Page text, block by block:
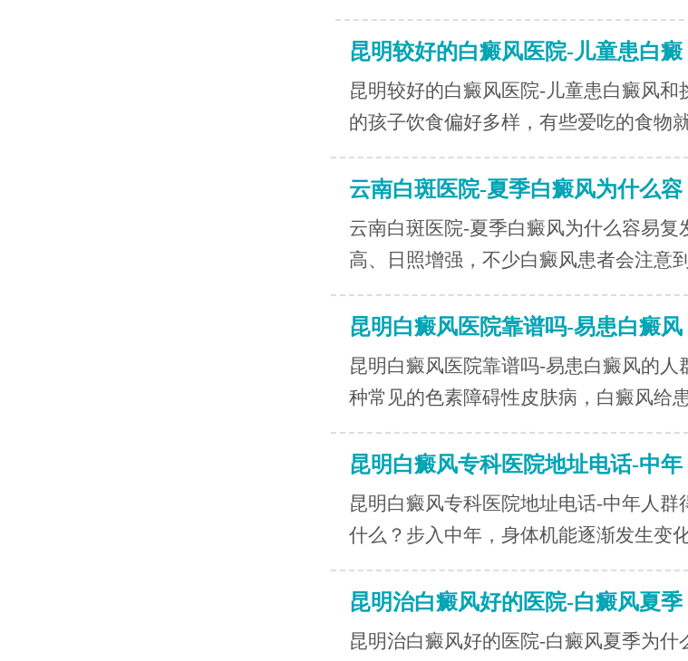
昆明较好的白癜风医院-儿童患白癜
昆明较好的白癜风医院-儿童患白癜风和
的孩子饮食偏好多样，有些爱吃的食物
云南白斑医院-夏季白癜风为什么容
云南白斑医院-夏季白癜风为什么容易复
高、日照增强，不少白癜风患者会注意
昆明白癜风医院靠谱吗-易患白癜风
昆明白癜风医院靠谱吗-易患白癜风的人
种常见的色素障碍性皮肤病，白癜风给
昆明白癜风专科医院地址电话-中年
昆明白癜风专科医院地址电话-中年人群
什么？步入中年，身体机能逐渐发生变
昆明治白癜风好的医院-白癜风夏季
昆明治白癜风好的医院-白癜风夏季为什